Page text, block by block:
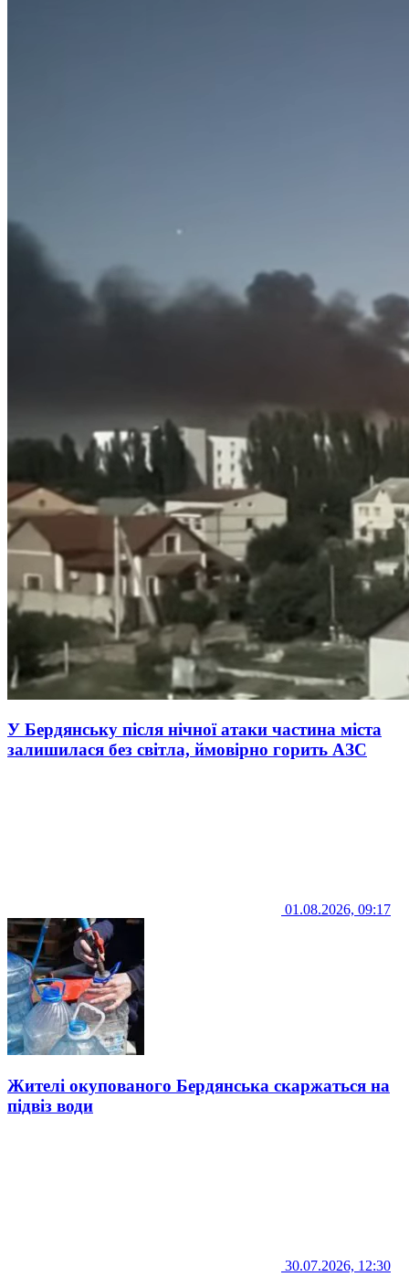
У Бердянську після нічної атаки частина міста
залишилася без світла, ймовірно горить АЗС
01.08.2026, 09:17
Жителі окупованого Бердянська скаржаться на
підвіз води
30.07.2026, 12:30